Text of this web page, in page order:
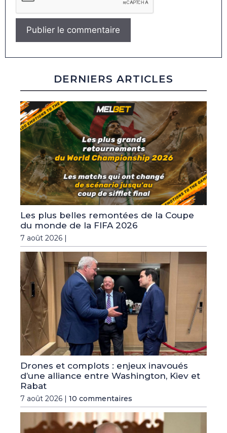
DERNIERS ARTICLES
Les plus belles remontées de la Coupe
du monde de la FIFA 2026
7 août 2026 |
Drones et complots : enjeux inavoués
d’une alliance entre Washington, Kiev et
Rabat
7 août 2026 | 10 commentaires